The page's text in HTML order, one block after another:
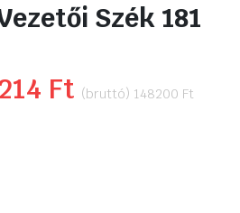
Szék 181
Ft.
Ft Current
(bruttó) 148200 Ft